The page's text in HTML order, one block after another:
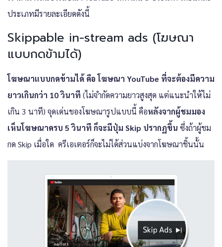
ประเภทมีรายละเอียดดังนี้
Skippable in-stream ads (โฆษณา
แบบกดข้ามได้)
โฆษณาแบบกดข้ามได้ คือ โฆษณา YouTube ที่จะต้องมีความ
ยาวเกินกว่า 10 วินาที (ไม่จำกัดความยาวสูงสุด แต่แนะนำให้ไม่
เกิน 3 นาที) จุดเด่นของโฆษณารูปแบบนี้ คือหลังจากผู้ชมมอง
เห็นโฆษณาครบ 5 วินาที ก็จะมีปุ่ม Skip ปรากฏขึ้น ซึ่งถ้าผู้ชม
กด Skip เมื่อใด ครีเอเตอร์ก็จะไม่ได้ส่วนแบ่งจากโฆษณาชิ้นนั้น